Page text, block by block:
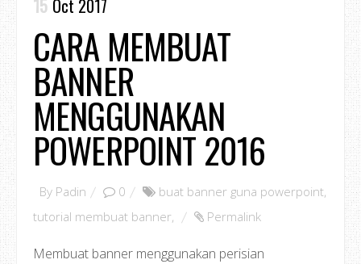
15 Oct 2017
CARA MEMBUAT
BANNER
MENGGUNAKAN
POWERPOINT 2016
By Padin 0 buat banner guna powerpoint,
tutorial membuat banner, Permalink
Membuat banner menggunakan perisian